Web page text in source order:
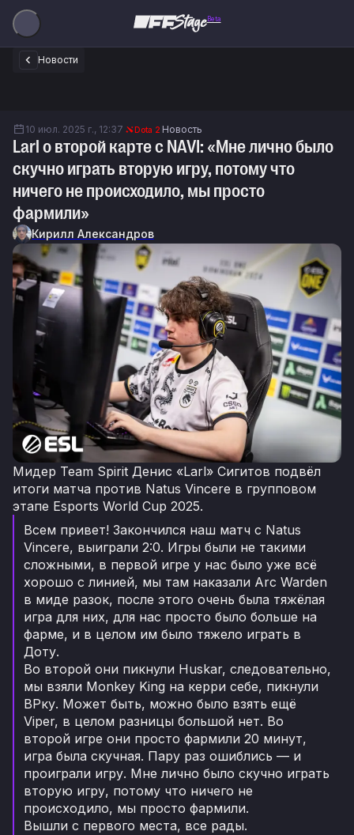
Beta
Новости
10 июл. 2025 г., 12:37 Dota 2 Новость
Larl о второй карте с NAVI: «Мне лично было
скучно играть вторую игру, потому что
ничего не происходило, мы просто
фармили»
Кирилл Александров
Мидер Team Spirit Денис «Larl» Сигитов подвёл
итоги матча против Natus Vincere в групповом
этапе Esports World Cup 2025.
Всем привет! Закончился наш матч с Natus
Vincere, выиграли 2:0. Игры были не такими
сложными, в первой игре у нас было уже всё
хорошо с линией, мы там наказали Arc Warden
в миде разок, после этого очень была тяжёлая
игра для них, для нас просто было больше на
фарме, и в целом им было тяжело играть в
Доту.
Во второй они пикнули Huskar, следовательно,
мы взяли Monkey King на керри себе, пикнули
ВРку. Может быть, можно было взять ещё
Viper, в целом разницы большой нет. Во
второй игре они просто фармили 20 минут,
игра была скучная. Пару раз ошиблись — и
проиграли игру. Мне лично было скучно играть
вторую игру, потому что ничего не
происходило, мы просто фармили.
Вышли с первого места, все рады.